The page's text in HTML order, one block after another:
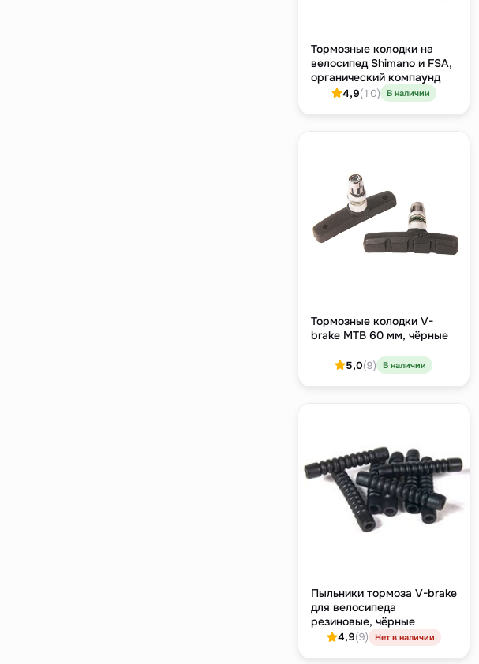
Тормозные колодки на
велосипед Shimano и FSA,
органический компаунд
4,9(10) В наличии
Тормозные колодки V-
brake MTB 60 мм, чёрные
5,0(9) В наличии
Пыльники тормоза V-brake
для велосипеда
резиновые, чёрные
4,9(9) Нет в наличии